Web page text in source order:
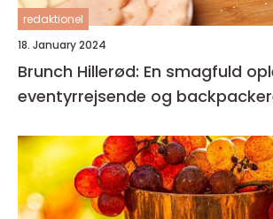
redaktionel
18. January 2024
Brunch Hillerød: En smagfuld
eventyrrejsende og